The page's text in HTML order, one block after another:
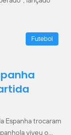
Futebol
Espanha trocaram
viveu o…